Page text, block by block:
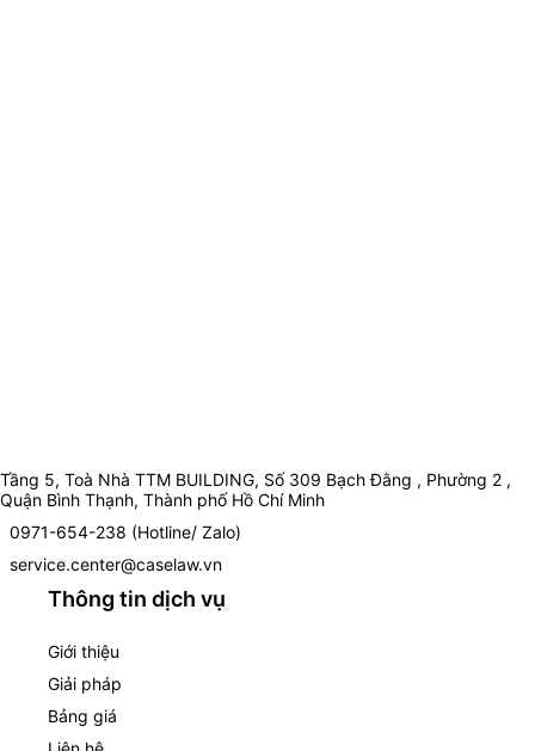
Tầng 5, Toà Nhà TTM BUILDING, Số 309 Bạch Đằng , Phường 2 ,
Quận Bình Thạnh, Thành phố Hồ Chí Minh
0971-654-238 (Hotline/ Zalo)
service.center@caselaw.vn
Thông tin dịch vụ
Giới thiệu
Giải pháp
Bảng giá